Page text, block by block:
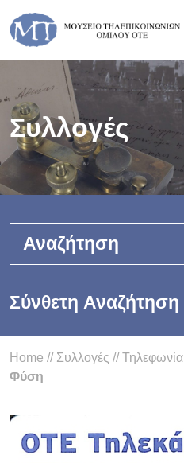
Συλλογές
Αναζήτηση
Σύνθετη Αναζήτηση
Home // Συλλογές //Τηλεφωνία
Φύση